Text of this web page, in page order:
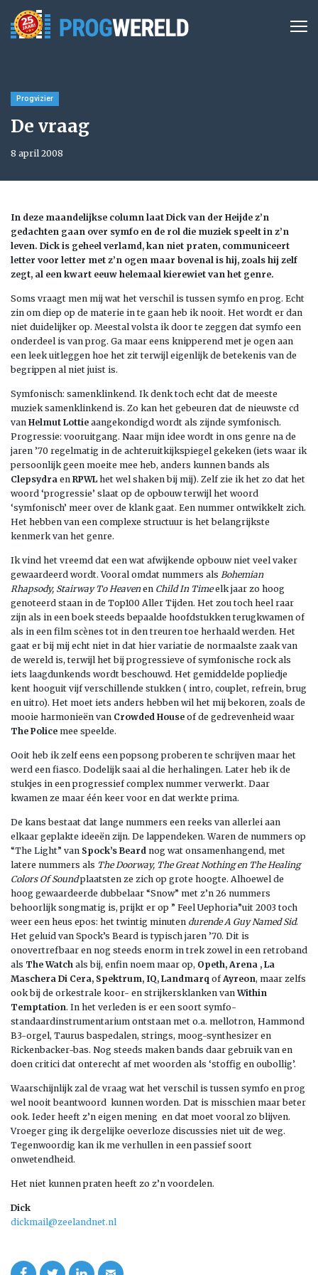
Progvizier
De vraag
8 april 2008
In deze maandelijkse column laat Dick van der Heijde z’n
gedachten gaan over symfo en de rol die muziek speelt in z’n
leven. Dick is geheel verlamd, kan niet praten, communiceert
letter voor letter met z’n ogen maar bovenal is hij, zoals hij zelf
zegt, al een kwart eeuw helemaal kierewiet van het genre.
Soms vraagt men mij wat het verschil is tussen symfo en prog. Echt
zin om diep op de materie in te gaan heb ik nooit. Het wordt er dan
niet duidelijker op. Meestal volsta ik door te zeggen dat symfo een
onderdeel is van prog. Ga maar eens knipperend met je ogen aan
een leek uitleggen hoe het zit terwijl eigenlijk de betekenis van de
begrippen al niet juist is.
Symfonisch: samenklinkend. Ik denk toch echt dat de meeste
muziek samenklinkend is. Zo kan het gebeuren dat de nieuwste cd
van Helmut Lottie aangekondigd wordt als zijnde symfonisch.
Progressie: vooruitgang. Naar mijn idee wordt in ons genre na de
jaren ’70 regelmatig in de achteruitkijkspiegel gekeken (iets waar ik
persoonlijk geen moeite mee heb, anders kunnen bands als
Clepsydra en RPWLhet wel shaken bij mij). Zelf zie ik het zo dat het
woord ‘progressie’ slaat op de opbouw terwijl het woord
‘symfonisch’ meer over de klank gaat. Een nummer ontwikkelt zich.
Het hebben van een complexe structuur is het belangrijkste
kenmerk van het genre.
Ik vind het vreemd dat een wat afwijkende opbouw niet veel vaker
gewaardeerd wordt. Vooral omdat nummers als Bohemian
Rhapsody, Stairway To Heavenen Child In Timeelk jaar zo hoog
genoteerd staan in de Top100 Aller Tijden. Het zou toch heel raar
zijn als in een boek steeds bepaalde hoofdstukken terugkwamen of
als in een film scènes tot in den treuren toe herhaald werden. Het
gaat er bij mij echt niet in dat hier variatie de normaalste zaak van
de wereld is, terwijl het bij progressieve of symfonische rock als
iets laagdunkends wordt beschouwd. Het gemiddelde popliedje
kent hooguit vijf verschillende stukken ( intro, couplet, refrein, brug
en uitro). Het moet iets anders hebben wil het mij bekoren, zoals de
mooie harmonieën van Crowded House of de gedrevenheid waar
The Police mee speelde.
Ooit heb ik zelf eens een popsong proberen te schrijven maar het
werd een fiasco. Dodelijk saai al die herhalingen. Later heb ik de
stukjes in een progressief complex nummer verwerkt. Daar
kwamen ze maar één keer voor en dat werkte prima.
De kans bestaat dat lange nummers een reeks van allerlei aan
elkaar geplakte ideeën zijn. De lappendeken. Waren de nummers op
“The Light” van Spock’s Beard nog wat onsamenhangend, met
latere nummers als The Doorway, The Great Nothing en The Healing
Colors Of Soundplaatsten ze zich op grote hoogte. Alhoewel de
hoog gewaardeerde dubbelaar “Snow” met z’n 26 nummers
behoorlijk songmatig is, prijkt er op ” Feel Uephoria”uit 2003 toch
weer een heus epos: het twintig minuten durende A Guy Named Sid.
Het geluid van Spock’s Beard is typisch jaren ’70. Dit is
onovertrefbaar en nog steeds enorm in trek zowel in een retroband
als The Watch als bij, enfin noem maar op, Opeth, Arena , La
Maschera Di Cera, Spektrum, IQ, Landmarq ofAyreon, maar zelfs
ook bij de orkestrale koor- en strijkersklanken vanWithin
Temptation. In het verleden is er een soort symfo-
standaardinstrumentarium ontstaan met o.a. mellotron, Hammond
B3-orgel, Taurus baspedalen, strings, moog-synthesizer en
Rickenbacker-bas. Nog steeds maken bands daar gebruik van en
doen critici dat onterecht af met woorden als ‘stoffig en oubollig’.
Waarschijnlijk zal de vraag wat het verschil is tussen symfo en prog
wel nooit beantwoord kunnen worden. Dat is misschien maar beter
ook. Ieder heeft z’n eigen mening en dat moet vooral zo blijven.
Vroeger ging ik dergelijke oeverloze discussies niet uit de weg.
Tegenwoordig kan ik me verhullen in een passief soort
onwetendheid.
Het niet kunnen praten heeft zo z’n voordelen.
Dick
dickmail@zeelandnet.nl